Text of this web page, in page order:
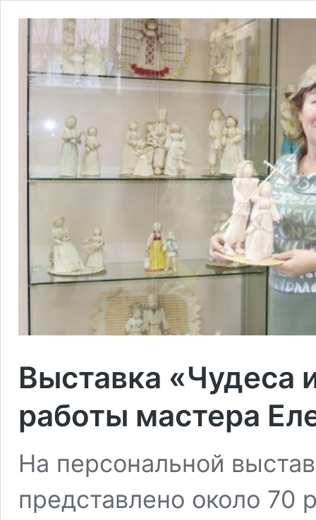
Выставка «Чудеса
работы мастера
На персональной
представлено около 70